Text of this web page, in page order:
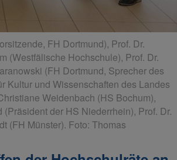
FH Dortmund), Prof. Dr.
(Westfälische Hochschule), Prof. Dr.
(FH Dortmund, Sprecher des
Kultur und Wissenschaften des Landes
Weidenbach (HS Bochum),
der HS Niederrhein), Prof. Dr.
(FH Münster). Foto: Thomas